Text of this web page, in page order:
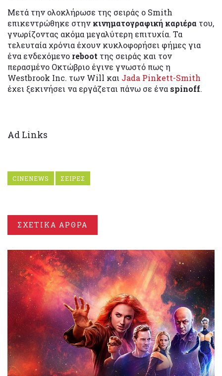
Μετά την ολοκλήρωσε της σειράς ο Smith
επικεντρώθηκε στην κινηματογραφική καριέρα του,
γνωρίζοντας ακόμα μεγαλύτερη επιτυχία. Τα
τελευταία χρόνια έχουν κυκλοφορήσει φήμες για
ένα ενδεχόμενο reboot της σειράς και τον
περασμένο Οκτώβριο έγινε γνωστό πως η
Westbrook Inc. των Will και Jada Pinkett-Smith
έχει ξεκινήσει να εργάζεται πάνω σε ένα spinoff.
Ad Links
CINENEWS ΣΕΙΡΕΣ
ΣΧΕΤΙΚΑ ΑΡΘΡΑ